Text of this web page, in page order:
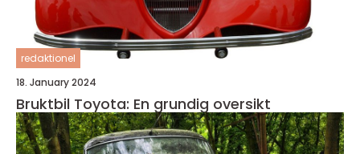
redaktionel
18. January 2024
Bruktbil Toyota: En grundig oversikt